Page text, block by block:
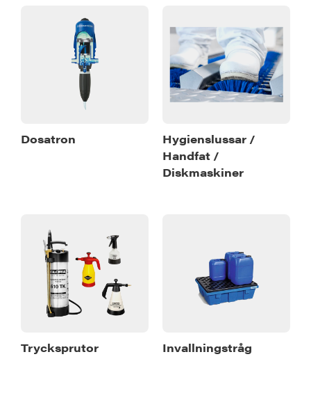
Dosatron
Hygienslussar /
Handfat /
Diskmaskiner
Trycksprutor Invallningstråg